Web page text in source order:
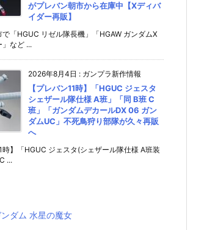
がプレバン朝市から在庫中【Xディバ
イダー再販】
で「HGUC リゼル隊長機」「HGAW ガンダムX
など ...
2026年8月4日 : ガンプラ新作情報
【プレバン11時】「HGUC ジェスタ
シェザール隊仕様 A班」「同 B班 C
班」「ガンダムデカールDX 06 ガン
ダムUC」不死鳥狩り部隊が久々再販
へ
時】「HGUC ジェスタ(シェザール隊仕様 A班装
...
ダム 水星の魔女